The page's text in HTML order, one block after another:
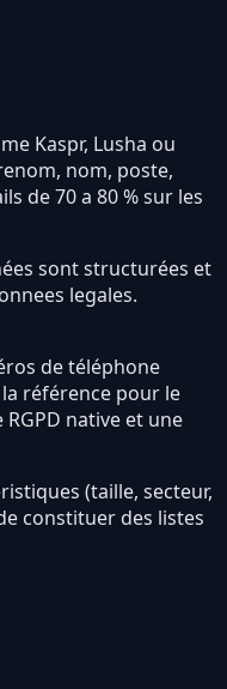
Kaspr, Lusha ou
nom, poste,
de 70 a 80 % sur les
sont structurées et
legales.
de téléphone
référence pour le
native et une
(taille, secteur,
constituer des listes